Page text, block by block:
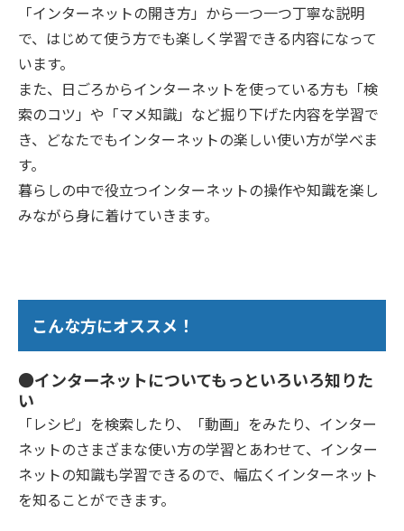
「インターネットの開き方」から一つ一つ丁寧な説明
で、はじめて使う方でも楽しく学習できる内容になって
います。
また、日ごろからインターネットを使っている方も「検
索のコツ」や「マメ知識」など掘り下げた内容を学習で
き、どなたでもインターネットの楽しい使い方が学べま
す。
暮らしの中で役立つインターネットの操作や知識を楽し
みながら身に着けていきます。
こんな方にオススメ！
●インターネットについてもっといろいろ知りた
い
「レシピ」を検索したり、「動画」をみたり、インター
ネットのさまざまな使い方の学習とあわせて、インター
ネットの知識も学習できるので、幅広くインターネット
を知ることができます。